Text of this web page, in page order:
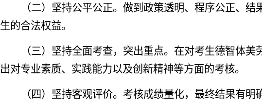
（二）坚持公平公正。做到政策透明、程序公正、结
生的合法权益。
（三）坚持全面考查，突出重点。在对考生德智体美
出对专业素质、实践能力以及创新精神等方面的考核。
（四）坚持客观评价。考核成绩量化，最终结果有明